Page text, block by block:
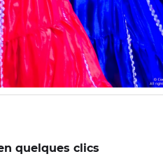
quelques clics